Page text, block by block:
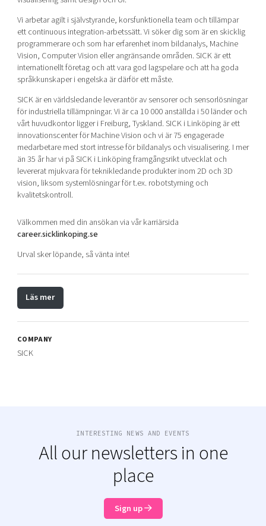
Vi arbetar agilt i självstyrande, korsfunktionella team och tillämpar
ett continuous integration-arbetssätt. Vi söker dig som är en skicklig
programmerare och som har erfarenhet inom bildanalys, Machine
Vision, Computer Vision eller angränsande områden. SICK är ett
internationellt företag och att vara god lagspelare och att ha goda
språkkunskaper i engelska är därför ett måste.
SICK är en världsledande leverantör av sensorer och sensorlösningar
för industriella tillämpningar. Vi är ca 10 000 anställda i 50 länder och
vårt huvudkontor ligger i Freiburg, Tyskland. SICK i Linköping är ett
innovationscenter för Machine Vision och vi är 75 engagerade
medarbetare med stort intresse för bildanalys och visualisering. I mer
än 35 år har vi på SICK i Linköping framgångsrikt utvecklat och
levererat mjukvara för teknikledande produkter inom 2D och 3D
vision, liksom systemlösningar för t.ex. robotstyrning och
kvalitetskontroll.
Välkommen med din ansökan via vår karriärsida
career.sicklinkoping.se
Urval sker löpande, så vänta inte!
Läs mer
COMPANY
SICK
INTERESTING NEWS AND EVENTS
All our newsletters in one
place
Sign up